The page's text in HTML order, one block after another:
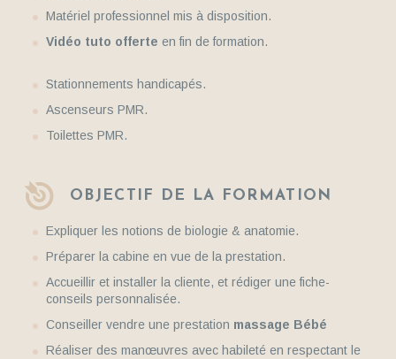
Matériel professionnel mis à disposition.
Vidéo tuto offerte en fin de formation.
Stationnements handicapés.
Ascenseurs PMR.
Toilettes PMR.
OBJECTIF DE LA FORMATION
Expliquer les notions de biologie & anatomie.
Préparer la cabine en vue de la prestation.
Accueillir et installer la cliente, et rédiger une fiche-
conseils personnalisée.
Conseiller vendre une prestation massage Bébé
Réaliser des manœuvres avec habileté en respectant le